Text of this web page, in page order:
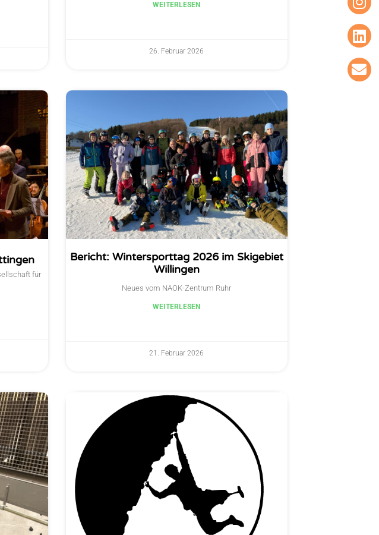
WEITERLESEN
26. Februar 2026
für
Bericht: Wintersporttag 2026 im Skigebiet
Willingen
Neues vom NAOK-Zentrum Ruhr
WEITERLESEN
21. Februar 2026